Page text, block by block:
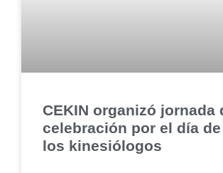
CEKIN organizó jornada
celebración por el día
los kinesiólogos